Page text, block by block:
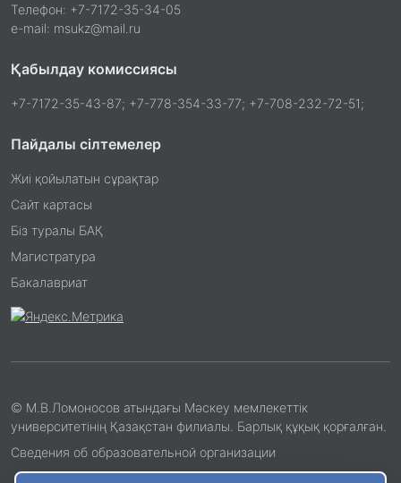
Телефон: +7-7172-35-34-05
e-mail: msukz@mail.ru
Қабылдау комиссиясы
+7-7172-35-43-87; +7-778-354-33-77; +7-708-232-72-51;
Пайдалы сілтемелер
Жиі қойылатын сұрақтар
Сайт картасы
Біз туралы БАҚ
Магистратура
Бакалавриат
© М.В.Ломоносов атындағы Мәскеу мемлекеттік
университетінің Қазақстан филиалы. Барлық құқық қорғалған.
Сведения об образовательной организации